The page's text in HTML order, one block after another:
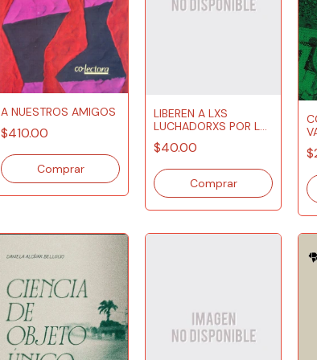
A NUESTROS AMIGOS
$410.00
LIBEREN A LXS
LUCHADORXS POR LA
LIBERTAD NEGRA
$40.00